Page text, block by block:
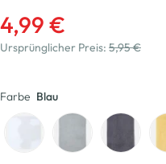
4,99 €
Ursprünglicher Preis: 5,95 €
Farbe Blau